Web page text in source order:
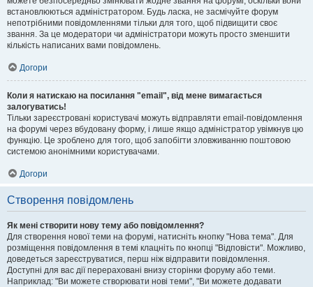
встановлюються адміністратором. Будь ласка, не засмічуйте форум
непотрібними повідомленнями тільки для того, щоб підвищити своє
звання. За це модератори чи адміністратори можуть просто зменшити
кількість написаних вами повідомлень.
Догори
Коли я натискаю на посилання "email", від мене вимагається
залогуватись!
Тільки зареєстровані користувачі можуть відправляти email-повідомлення
на форумі через вбудовану форму, і лише якщо адміністратор увімкнув цю
функцію. Це зроблено для того, щоб запобігти зловживанню поштовою
системою анонімними користувачами.
Догори
Створення повідомлень
Як мені створити нову тему або повідомлення?
Для створення нової теми на форумі, натисніть кнопку "Нова тема". Для
розміщення повідомлення в темі клацніть по кнопці "Відповісти". Можливо,
доведеться зареєструватися, перш ніж відправити повідомлення.
Доступні для вас дії перераховані внизу сторінки форуму або теми.
Наприклад: "Ви можете створювати нові теми", "Ви можете додавати